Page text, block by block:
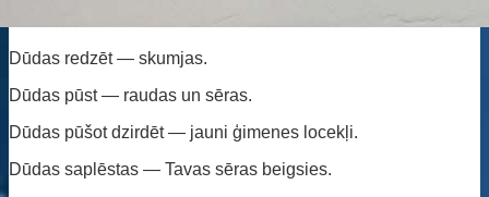
Dūdas redzēt — skumjas.
Dūdas pūst — raudas un sēras.
Dūdas pūšot dzirdēt — jauni ģimenes locekļi.
Dūdas saplēstas — Tavas sēras beigsies.